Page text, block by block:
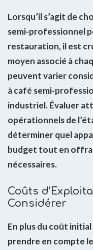
Lorsqu’il s’agit de
semi-professionnel
restauration, il est
moyen associé à
peuvent varier
à café semi-
industriel. Évaluer
opérationnels de
déterminer quel
budget tout en
nécessaires.
Coûts
Considérer
En plus du coût
prendre en compte